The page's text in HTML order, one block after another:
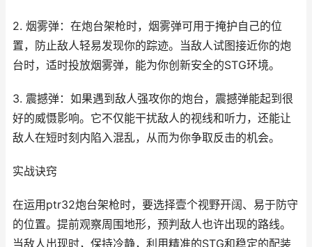
2. 烟雾弹：在炮台架枪时，烟雾弹可用于掩护自己的位
置，防止敌人轻易发现你的踪迹。当敌人试图接近你的炮
台时，适时投放烟雾弹，能为你创新安全的STG环境。
3. 震撼弹：如果遇到敌人强攻你的炮台，震撼弹能起到很
好的威慑影响。它不仅能干扰敌人的视线和听力，还能让
敌人在短时刻内陷入混乱，从而为你争取反击的机会。
实战诀窍
在运用ptr32炮台架枪时，要选择壹个视野开阔、易于防守
的位置。提前观察周围地形，预判敌人也许出现的路线。
当敌人出现时，保持冷静，利用精准的STG和稳定的配装